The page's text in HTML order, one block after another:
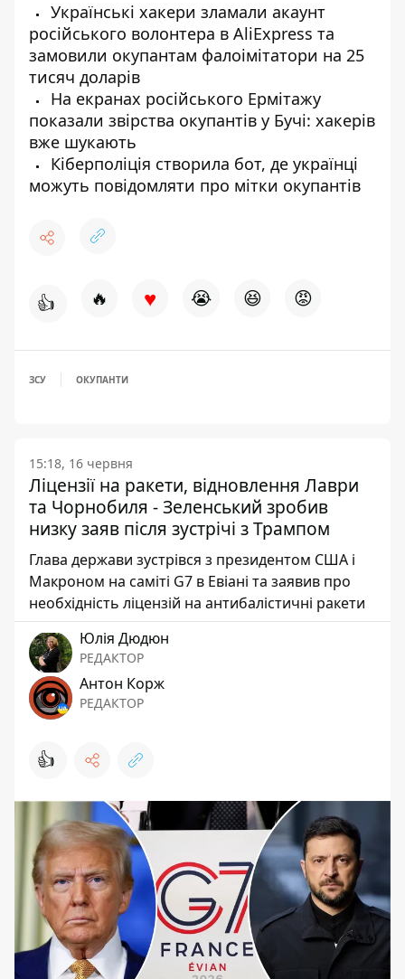
Українські хакери зламали акаунт
російського волонтера в AliExpress та
замовили окупантам фалоімітатори на 25
тисяч доларів
На екранах російського Ермітажу
показали звірства окупантів у Бучі: хакерів
вже шукають
Кіберполіція створила бот, де українці
можуть повідомляти про мітки окупантів
👍 🔥 ♥ 😭 😆 😡
ЗСУ ОКУПАНТИ
15:18, 16 червня
Ліцензії на ракети, відновлення Лаври
та Чорнобиля - Зеленський зробив
низку заяв після зустрічі з Трампом
Глава держави зустрівся з президентом США і
Макроном на саміті G7 в Евіані та заявив про
необхідність ліцензій на антибалістичні ракети
Юлія Дюдюн
РЕДАКТОР
Антон Корж
РЕДАКТОР
👍